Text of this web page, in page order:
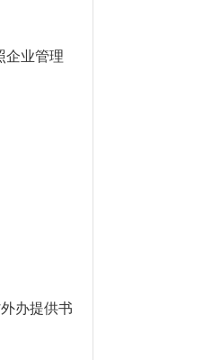
企业管理
办提供书